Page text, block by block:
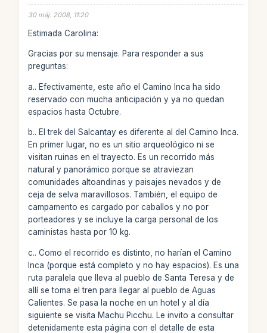
30 máj. 2008, 11:20
Estimada Carolina:
Gracias por su mensaje. Para responder a sus
preguntas:
a.. Efectivamente, este año el Camino Inca ha sido
reservado con mucha anticipación y ya no quedan
espacios hasta Octubre.
b.. El trek del Salcantay es diferente al del Camino Inca.
En primer lugar, no es un sitio arqueológico ni se
visitan ruinas en el trayecto. Es un recorrido más
natural y panorámico porque se atraviezan
comunidades altoandinas y paisajes nevados y de
ceja de selva maravillosos. También, el equipo de
campamento es cargado por caballos y no por
porteadores y se incluye la carga personal de los
caministas hasta por 10 kg.
c.. Como el recorrido es distinto, no harían el Camino
Inca (porque está completo y no hay espacios). Es una
ruta paralela que lleva al pueblo de Santa Teresa y de
allí se toma el tren para llegar al pueblo de Aguas
Calientes. Se pasa la noche en un hotel y al día
siguiente se visita Machu Picchu. Le invito a consultar
detenidamente esta página con el detalle de esta